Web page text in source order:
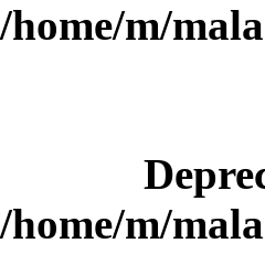
/home/m/
/home/m/